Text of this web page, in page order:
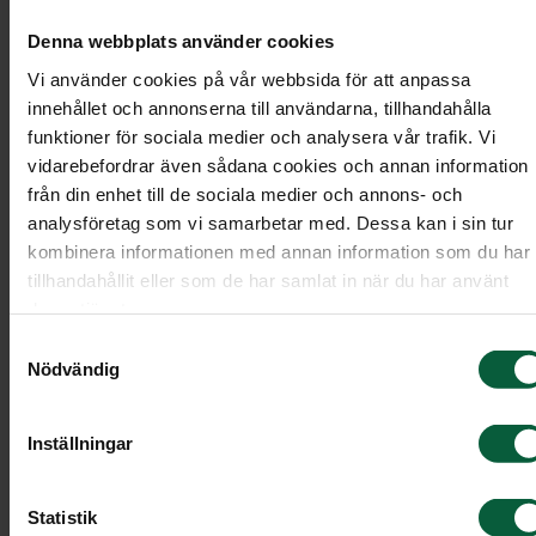
Denna webbplats använder cookies
Vi använder cookies på vår webbsida för att anpassa
innehållet och annonserna till användarna, tillhandahålla
funktioner för sociala medier och analysera vår trafik. Vi
vidarebefordrar även sådana cookies och annan information
från din enhet till de sociala medier och annons- och
analysföretag som vi samarbetar med. Dessa kan i sin tur
kombinera informationen med annan information som du har
tillhandahållit eller som de har samlat in när du har använt
Nödvändig
Inställningar
Statistik
Stenmodell GRF 704
Smal stående sten med ett fågelbad nedsänkt på